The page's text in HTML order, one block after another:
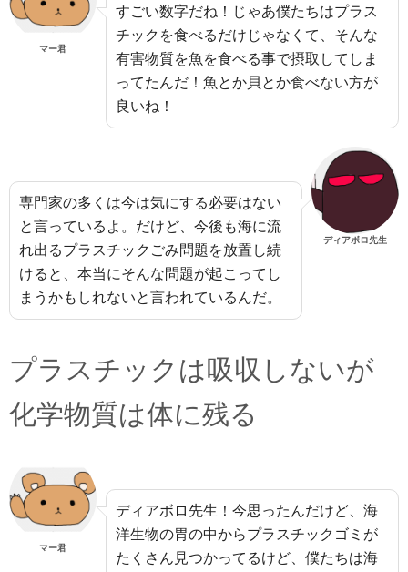
マー君
すごい数字だね！じゃあ僕たちはプラス
チックを食べるだけじゃなくて、そんな
有害物質を魚を食べる事で摂取してしま
ってたんだ！魚とか貝とか食べない方が
良いね！
専門家の多くは今は気にする必要はない
と言っているよ。だけど、今後も海に流
れ出るプラスチックごみ問題を放置し続
けると、本当にそんな問題が起こってし
まうかもしれないと言われているんだ。
ディアボロ先生
プラスチックは吸収しないが
化学物質は体に残る
マー君
ディアボロ先生！今思ったんだけど、海
洋生物の胃の中からプラスチックゴミが
たくさん見つかってるけど、僕たちは海